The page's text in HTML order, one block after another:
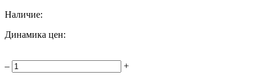
Наличие:
Динамика цен:
– +